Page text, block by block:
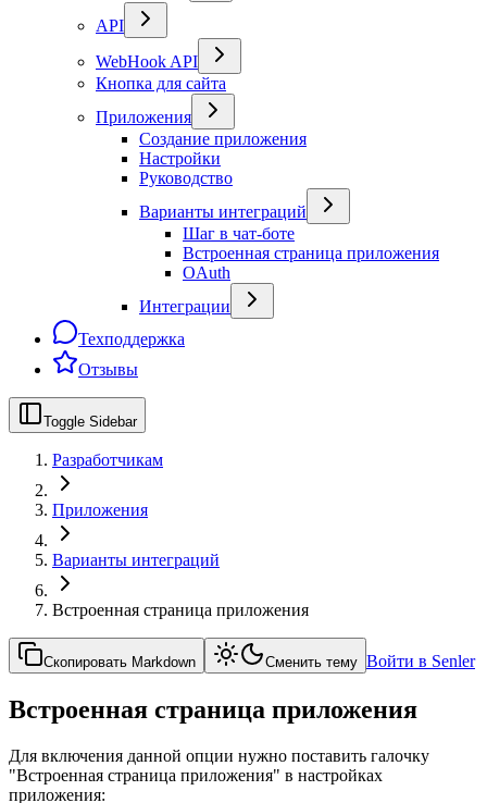
API
WebHook API
Кнопка для сайта
Приложения
Создание приложения
Настройки
Руководство
Варианты интеграций
Шаг в чат-боте
Встроенная страница приложения
OAuth
Интеграции
Техподдержка
Отзывы
Toggle Sidebar
Разработчикам
Приложения
Варианты интеграций
Встроенная страница приложения
Скопировать Markdown Сменить тему Войти в Senler
Встроенная страница приложения
Для включения данной опции нужно поставить галочку
"Встроенная страница приложения" в настройках
приложения: